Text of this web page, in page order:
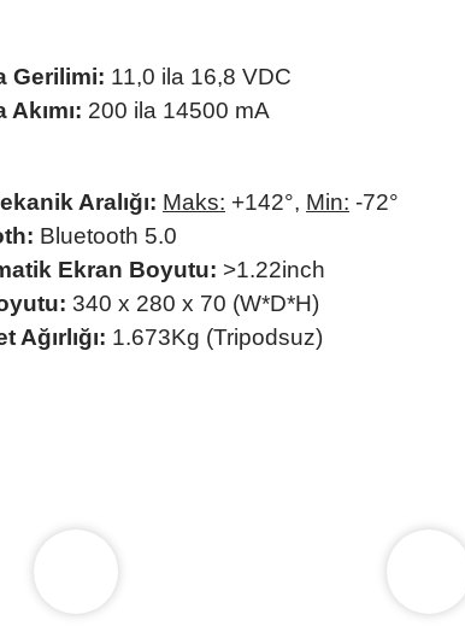
Gerilimi: 11,0 ila 16,8 VDC
Akımı: 200 ila 14500 mA
Aralığı: Maks: +142°, Min: -72°
Bluetooth 5.0
Ekran Boyutu: >1.22inch
340 x 280 x 70 (W*D*H)
Ağırlığı: 1.673Kg (Tripodsuz)